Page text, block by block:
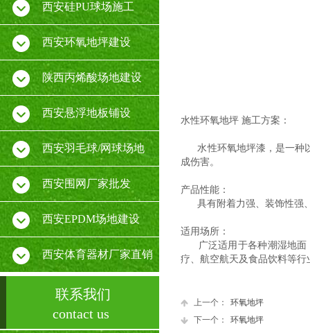
水性环氧地坪 施工方案：
水性环氧地坪漆，是一种
成伤害。
产品性能：
具有附着力强、装饰性强
适用场所：
广泛适用于各种潮湿地
疗、航空航天及食品饮料等行
上一个：
环氧地坪
下一个：
环氧地坪
西安硅PU球场施工
西安环氧地坪建设
陕西丙烯酸场地建设
西安悬浮地板铺设
西安羽毛球/网球场地
西安围网厂家批发
西安EPDM场地建设
西安体育器材厂家直销
联系我们
contact us